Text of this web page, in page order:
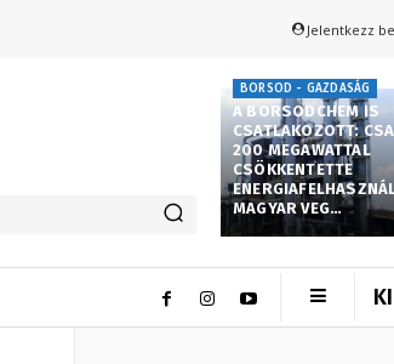
Jelentkezz
BORSOD - GAZDASÁG
A BORSODCHEM IS
CSATLAKOZOTT:
200 MEGAWATTAL
CSÖKKENTETTE
MAGYAR VEG…